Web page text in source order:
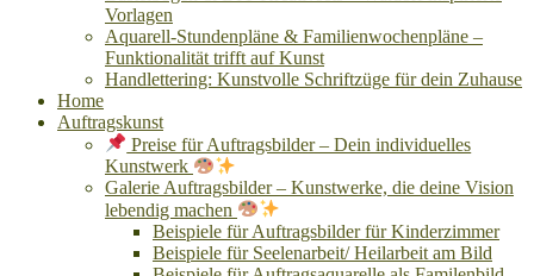
Vorlagen
Aquarell-Stundenpläne & Familienwochenpläne –
Funktionalität trifft auf Kunst
Handlettering: Kunstvolle Schriftzüge für dein Zuhause
Home
Auftragskunst
Preise für Auftragsbilder – Dein individuelles
Kunstwerk
Galerie Auftragsbilder – Kunstwerke, die deine Vision
lebendig machen
Beispiele für Auftragsbilder für Kinderzimmer
Beispiele für Seelenarbeit/ Heilarbeit am Bild